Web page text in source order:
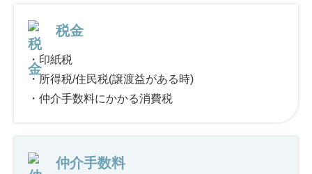
税金
・印紙税
・所得税/住民税(譲渡益がある時)
・仲介手数料にかかる消費税
仲介手数料